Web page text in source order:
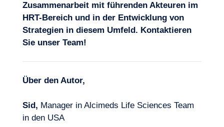
Zusammenarbeit mit führenden Akteuren im
HRT-Bereich und in der Entwicklung von
Strategien in diesem Umfeld. Kontaktieren
Sie unser Team!
Über den Autor,
Sid, Manager in Alcimeds Life Sciences Team
in den USA